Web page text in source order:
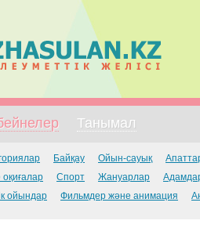
Танымал
Байқау Ойын-сауық
Спорт Жануарлар
ойындар
Фильмдер және анимация